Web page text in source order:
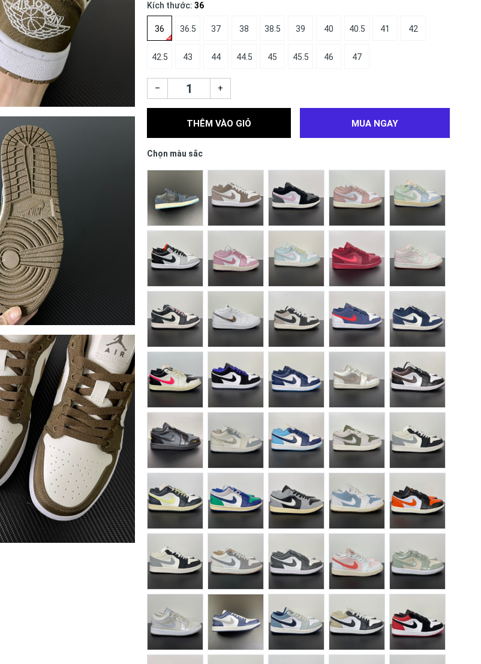
Kích thước: 36
36 36.5 37 38 38.5 39 40 40.5 41 42
42.5 43 44 44.5 45 45.5 46 47
– +
THÊM VÀO GIỎ MUA NGAY
Chọn màu sắc